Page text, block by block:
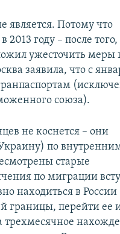
является. Потому что
году – после
ужесточить меры
заявила, что с
союза).
не коснется – они
по
старые
по миграции
находиться в России
границы, перейти ее